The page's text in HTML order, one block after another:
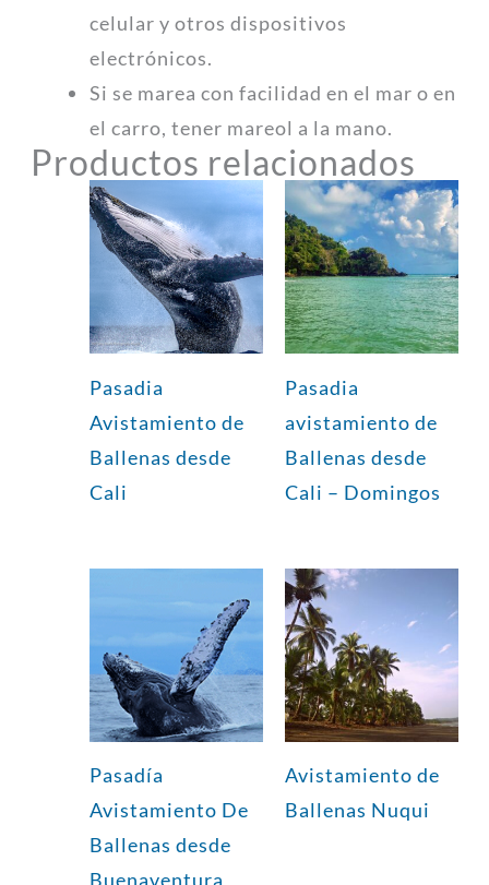
celular y otros dispositivos
electrónicos.
Si se marea con facilidad en el mar o en
el carro, tener mareol a la mano.
Productos relacionados
Pasadia
Avistamiento de
Ballenas desde
Cali
Pasadia
avistamiento de
Ballenas desde
Cali – Domingos
Pasadía
Avistamiento De
Ballenas desde
Buenaventura
Avistamiento de
Ballenas Nuqui